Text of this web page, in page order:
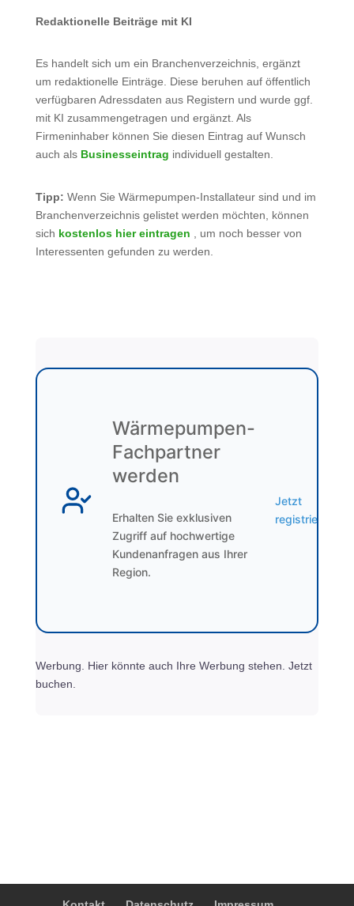
Redaktionelle Beiträge mit KI
Es handelt sich um ein Branchenverzeichnis, ergänzt
um redaktionelle Einträge. Diese beruhen auf öffentlich
verfügbaren Adressdaten aus Registern und wurde ggf.
mit KI zusammengetragen und ergänzt. Als
Firmeninhaber können Sie diesen Eintrag auf Wunsch
auch als Businesseintrag individuell gestalten.
Tipp: Wenn Sie Wärmepumpen-Installateur sind und im
Branchenverzeichnis gelistet werden möchten, können
sich kostenlos hier eintragen , um noch besser von
Interessenten gefunden zu werden.
Wärmepumpen-
Fachpartner
werden
Erhalten Sie exklusiven
Zugriff auf hochwertige
Kundenanfragen aus Ihrer
Region.
Jetzt
registrieren
Werbung. Hier könnte auch Ihre Werbung stehen. Jetzt
buchen.